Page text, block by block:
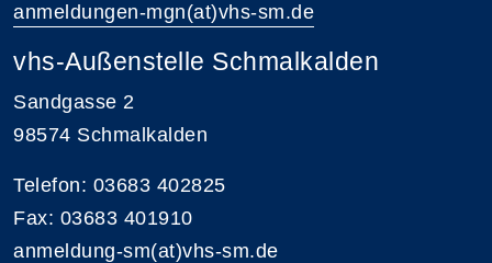
anmeldungen-mgn(at)vhs-sm.de
vhs-Außenstelle Schmalkalden
Sandgasse 2
98574 Schmalkalden
Telefon: 03683 402825
Fax: 03683 401910
anmeldung-sm(at)vhs-sm.de